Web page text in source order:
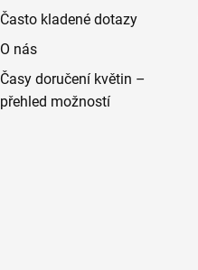
Často kladené dotazy
O nás
Časy doručení květin –
přehled možností